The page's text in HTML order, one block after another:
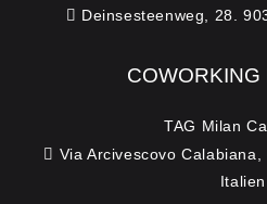
Deinsesteenweg, 28.
COWORKING
TAG Milan
Via Arcivescovo
Italien